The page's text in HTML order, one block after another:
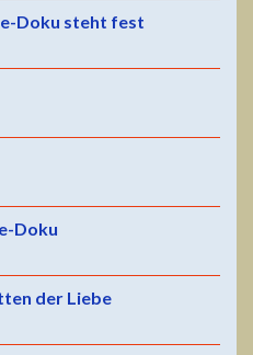
Doku steht fest
Doku
der Liebe